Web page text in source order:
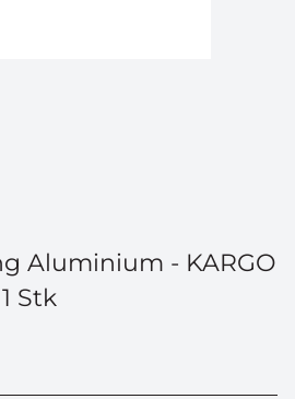
Aluminium - KARGO
Stk